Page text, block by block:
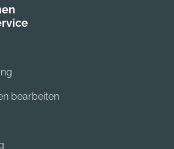
bearbeiten